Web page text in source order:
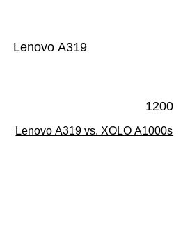
Lenovo A319
1200
Lenovo A319 vs. XOLO A1000s